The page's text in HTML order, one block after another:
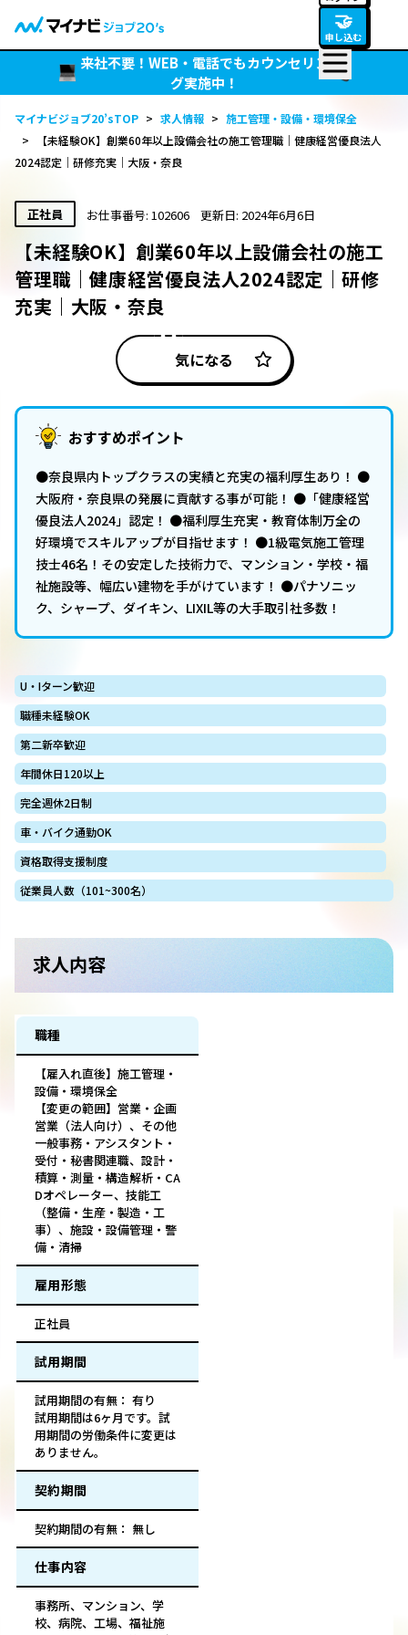
🤝
申し込む
来社不要！WEB・電話でもカウンセリン
グ実施中！
マイナビジョブ20’sTOP > 求人情報 > 施工管理・設備・環境保全
>
【未経験OK】創業60年以上設備会社の施工管理職｜健康経営優良法人
2024認定｜研修充実｜大阪・奈良
正社員 お仕事番号: 102606 更新日: 2024年6月6日
【未経験OK】創業60年以上設備会社の施工
管理職｜健康経営優良法人2024認定｜研修
充実｜大阪・奈良
気になる
おすすめポイント
●奈良県内トップクラスの実績と充実の福利厚生あり！ ●
大阪府・奈良県の発展に貢献する事が可能！ ●「健康経営
優良法人2024」認定！ ●福利厚生充実・教育体制万全の
好環境でスキルアップが目指せます！ ●1級電気施工管理
技士46名！その安定した技術力で、マンション・学校・福
祉施設等、幅広い建物を手がけています！ ●パナソニッ
ク、シャープ、ダイキン、LIXIL等の大手取引社多数！
U・Iターン歓迎
職種未経験OK
第二新卒歓迎
年間休日120以上
完全週休2日制
車・バイク通勤OK
資格取得支援制度
従業員人数（101~300名）
求人内容
職種
【雇入れ直後】施工管理・
設備・環境保全
【変更の範囲】営業・企画
営業（法人向け）、その他
一般事務・アシスタント・
受付・秘書関連職、設計・
積算・測量・構造解析・CA
Dオペレーター、技能工
（整備・生産・製造・工
事）、施設・設備管理・警
備・清掃
雇用形態
正社員
試用期間
試用期間の有無： 有り
試用期間は6ヶ月です。試
用期間の労働条件に変更は
ありません。
契約期間
契約期間の有無： 無し
仕事内容
事務所、マンション、学
校、病院、工場、福祉施